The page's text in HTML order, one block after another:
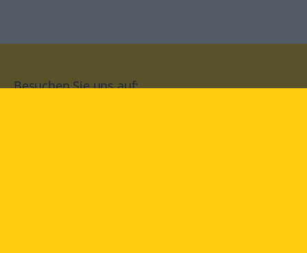
Besuchen Sie uns auf: